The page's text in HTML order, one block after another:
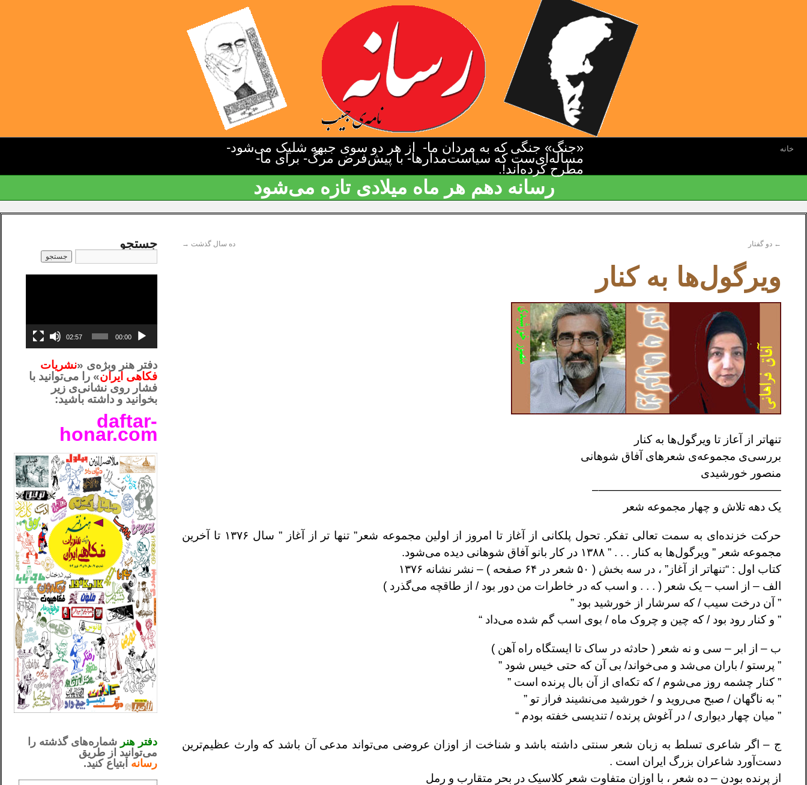
خانه «جنگ» جنگی که به مردان ما- از هر دو سوی جبهه شلیک می‌شود-
مسأله‌ای‌ست که سیاست‌مدارها- با پیش‌فرض مرگ- برای ما-
مطرح کرده‌اند!.
رسانه دهم هر ماه میلادی تازه می‌شود
← دو گفتار ده سال گذشت →
ویرگول‌ها به کنار
تنهاتر از آعاز تا ویرگول‌ها به کنار
بررسی‌ی مجموعه‌ی شعرهای آفاق شوهانی
منصور خورشیدی
————————————————–
یک دهه تلاش و چهار مجموعه شعر
حرکت خزنده‌ای به سمت تعالی تفکر. تحول پلکانی از آغاز تا امروز از اولین مجموعه شعر” تنها تر از آغاز ” سال ۱۳۷۶ تا آخرین
مجموعه شعر ” ویرگول‌ها به کنار . . . ” ۱۳۸۸ در کار بانو آفاق شوهانی دیده می‌شود.
کتاب اول : “تنهاتر از آغاز” ، در سه بخش ( ۵۰ شعر در ۶۴ صفحه ) – نشر نشانه ۱۳۷۶
الف – از اسب – یک شعر ( . . . و اسب که در خاطرات من دور بود / از طاقچه می‌گذرد )
” آن درخت سیب / که سرشار از خورشید بود ”
” و کنار رود بود / که چین و چروک ماه / بوی اسب گم شده می‌داد “
ب – از ابر – سی و نه شعر ( حادثه در ساک تا ایستگاه راه آهن )
” پرستو / باران می‌شد و می‌خواند/ بی آن که حتی خیس شود ”
” کنار چشمه روز می‌شوم / که تکه‌ای از آن بال پرنده است ”
” به ناگهان / صبح می‌روید و / خورشید می‌نشیند فراز تو ”
” میان چهار دیواری / در آغوش پرنده / تندیسی خفته بودم “
ج – اگر شاعری تسلط به زبان شعر سنتی داشته باشد و شناخت از اوزان عروضی می‌تواند مدعی آن باشد که وارث عظیم‌ترین
دست‌آورد شاعران بزرگ ایران است .
از پرنده بودن – ده شعر ، با اوزان متفاوت شعر کلاسیک در بحر متقارب و رمل
جستجو
00:00
02:57
دفتر هنر وبژه‌ی «نشریات
فکاهی ایران» را می‌توانید با
فشار روی نشانی‌ی زیر
بخوانید و داشته باشید:
daftar-
honar.com
دفتر هنر شماره‌های گذشته را
می‌توانید از طریق
رسانه ابتیاع کنید.